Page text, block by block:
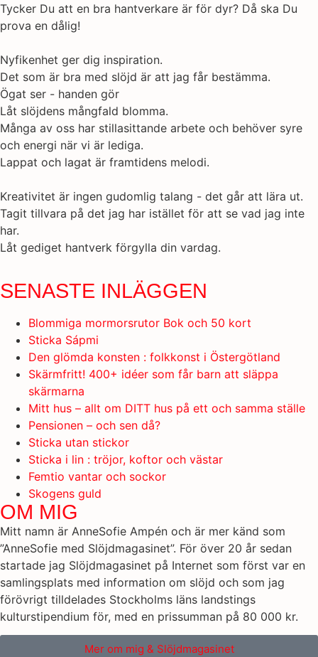
Tycker Du att en bra hantverkare är för dyr? Då ska Du
prova en dålig!
Nyfikenhet ger dig inspiration.
Det som är bra med slöjd är att jag får bestämma.
Ögat ser - handen gör
Låt slöjdens mångfald blomma.
Många av oss har stillasittande arbete och behöver syre
och energi när vi är lediga.
Lappat och lagat är framtidens melodi.
Kreativitet är ingen gudomlig talang - det går att lära ut.
Tagit tillvara på det jag har istället för att se vad jag inte
har.
Låt gediget hantverk förgylla din vardag.
SENASTE INLÄGGEN
Blommiga mormorsrutor Bok och 50 kort
Sticka Sápmi
Den glömda konsten : folkkonst i Östergötland
Skärmfritt! 400+ idéer som får barn att släppa
skärmarna
Mitt hus – allt om DITT hus på ett och samma ställe
Pensionen – och sen då?
Sticka utan stickor
Sticka i lin : tröjor, koftor och västar
Femtio vantar och sockor
Skogens guld
OM MIG
Mitt namn är AnneSofie Ampén och är mer känd som
”AnneSofie med Slöjdmagasinet”. För över 20 år sedan
startade jag Slöjdmagasinet på Internet som först var en
samlingsplats med information om slöjd och som jag
förövrigt tilldelades Stockholms läns landstings
kulturstipendium för, med en prissumman på 80 000 kr.
Mer om mig & Slöjdmagasinet